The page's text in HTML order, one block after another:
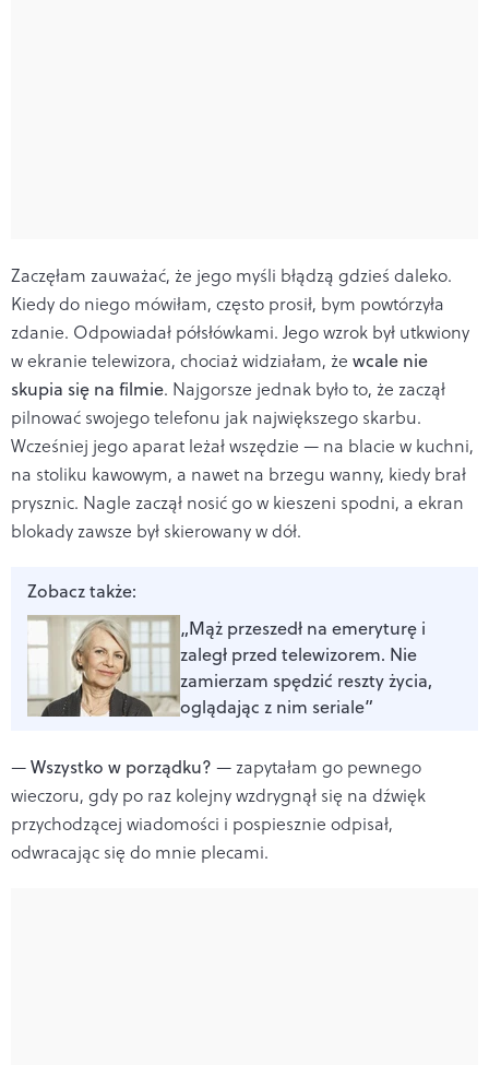
Zaczęłam zauważać, że jego myśli błądzą gdzieś daleko.
Kiedy do niego mówiłam, często prosił, bym powtórzyła
zdanie. Odpowiadał półsłówkami. Jego wzrok był utkwiony
w ekranie telewizora, chociaż widziałam, że wcale nie
skupia się na filmie. Najgorsze jednak było to, że zaczął
pilnować swojego telefonu jak największego skarbu.
Wcześniej jego aparat leżał wszędzie — na blacie w kuchni,
na stoliku kawowym, a nawet na brzegu wanny, kiedy brał
prysznic. Nagle zaczął nosić go w kieszeni spodni, a ekran
blokady zawsze był skierowany w dół.
Zobacz także:
„Mąż przeszedł na emeryturę i
zaległ przed telewizorem. Nie
zamierzam spędzić reszty życia,
oglądając z nim seriale”
—Wszystko w porządku? — zapytałam go pewnego
wieczoru, gdy po raz kolejny wzdrygnął się na dźwięk
przychodzącej wiadomości i pospiesznie odpisał,
odwracając się do mnie plecami.